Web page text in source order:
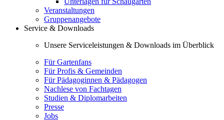
Veranstaltungen
Gruppenangebote
Service & Downloads
Unsere Serviceleistungen & Downloads im Überblick
Für Gartenfans
Für Profis & Gemeinden
Für Pädagoginnen & Pädagogen
Nachlese von Fachtagen
Studien & Diplomarbeiten
Presse
Jobs